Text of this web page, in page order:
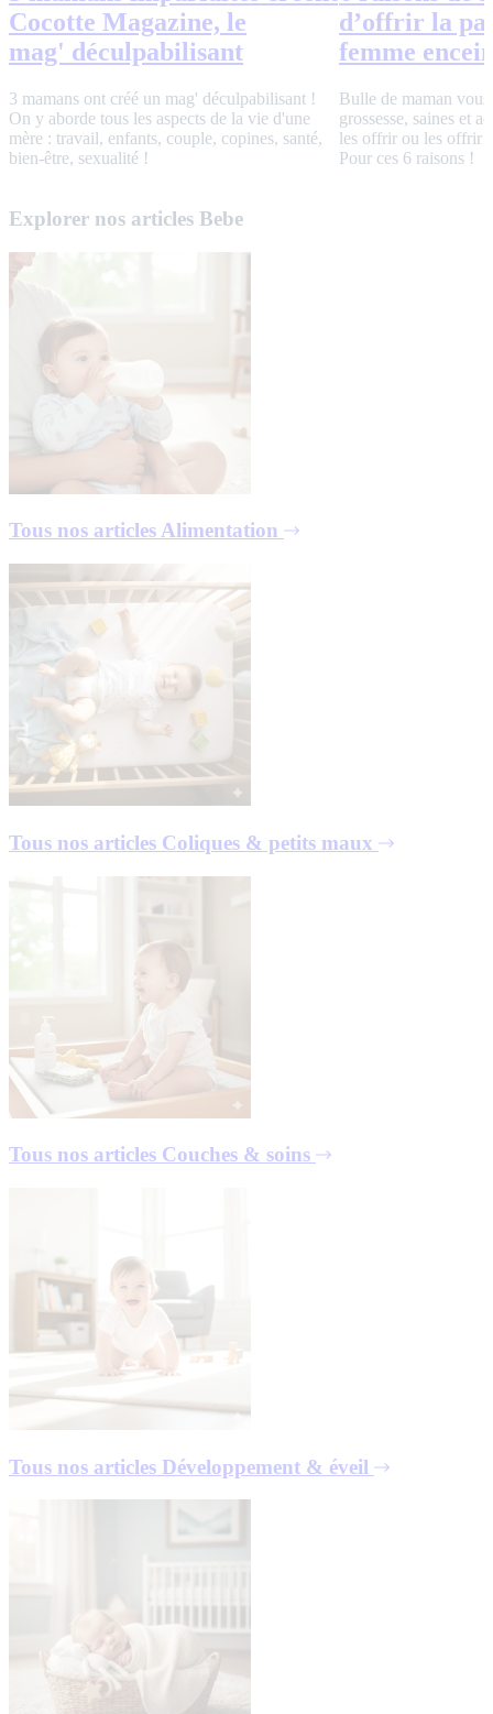
Cocotte Magazine, le
mag' déculpabilisant
3 mamans ont créé un mag' déculpabilisant !
On y aborde tous les aspects de la vie d'une
mère : travail, enfants, couple, copines, santé,
bien-être, sexualité !
d’offrir la
femme
Bulle de maman
grossesse, saines et
les offrir ou les offrir
Pour ces 6 raisons !
Explorer nos articles Bebe
Tous nos articlesAlimentation
Tous nos articles Coliques & petits maux
Tous nos articles Couches & soins
Tous nos articles Développement & éveil